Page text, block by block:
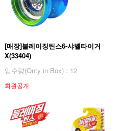
[매장]블레이징틴스6-샤벨타이거
X(33404)
입수량(Qnty in Box) : 12
회원공개